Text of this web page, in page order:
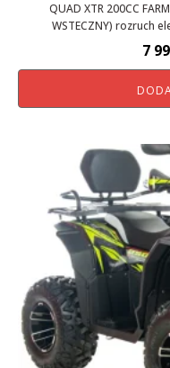
QUAD XTR 200CC
WSTECZNY) rozruch
7